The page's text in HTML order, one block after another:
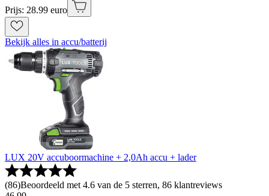
Prijs: 28.99 euro
Bekijk alles in accu/batterij
LUX 20V accuboormachine + 2,0Ah accu + lader
(86)Beoordeeld met 4.6 van de 5 sterren, 86 klantreviews